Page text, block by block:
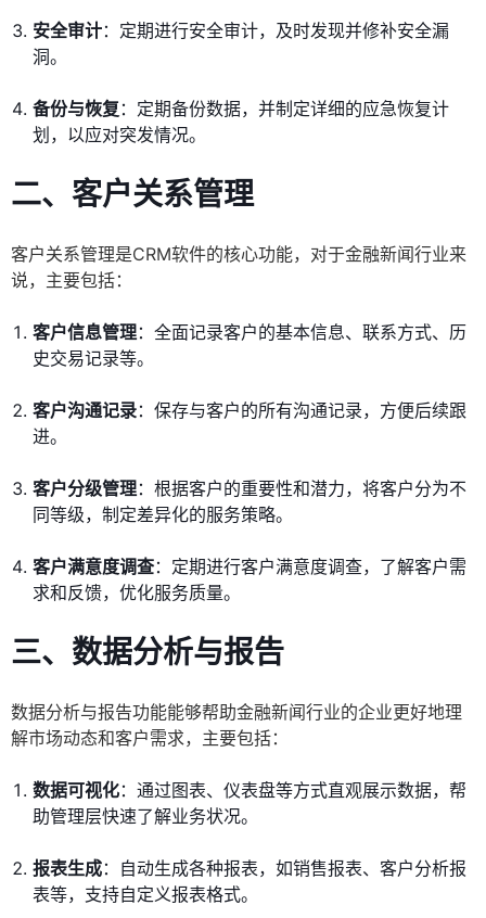
安全审计：定期进行安全审计，及时发现并修补安全漏
洞。
备份与恢复 ：定期备份数据，并制定详细的应急恢复计
划，以应对突发情况。
二、客户关系管理
客户关系管理是CRM软件的核心功能，对于金融新闻行业来
说，主要包括：
客户信息管理：全面记录客户的基本信息、联系方式、历
史交易记录等。
客户沟通记录：保存与客户的所有沟通记录，方便后续跟
进。
客户分级管理：根据客户的重要性和潜力，将客户分为不
同等级，制定差异化的服务策略。
客户满意度调查：定期进行客户满意度调查，了解客户需
求和反馈，优化服务质量。
三、数据分析与报告
数据分析与报告功能能够帮助金融新闻行业的企业更好地理
解市场动态和客户需求，主要包括：
数据可视化：通过图表、仪表盘等方式直观展示数据，帮
助管理层快速了解业务状况。
报表生成：自动生成各种报表，如销售报表、客户分析报
表等，支持自定义报表格式。